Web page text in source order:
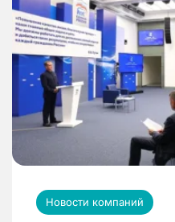
Новости компаний